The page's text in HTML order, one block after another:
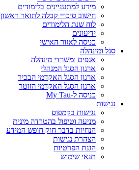
מידע למתעניינים בלימודים
חישוב סיכויי קבלה לתואר ראשון
לוח שנת הלימודים
ידיעונים
כניסה לאזור האישי
סגל ומינהלה
אגפים ומשרדי מינהלה
ארגון הסגל המנהלי
ארגון הסגל האקדמי הבכיר
ארגון הסגל האקדמי הזוטר
כניסה ל-My Tau
נגישות
נגישות בקמפוס
מניעה וטיפול בהטרדה מינית
הנחיות בדבר חוק חופש המידע
הצהרת נגישות
הגנת הפרטיות
תנאי שימוש